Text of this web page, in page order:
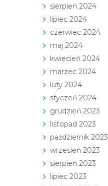
sierpień 2024
lipiec 2024
czerwiec 2024
maj 2024
kwiecień 2024
marzec 2024
luty 2024
styczeń 2024
grudzień 2023
listopad 2023
październik 2023
wrzesień 2023
sierpień 2023
lipiec 2023